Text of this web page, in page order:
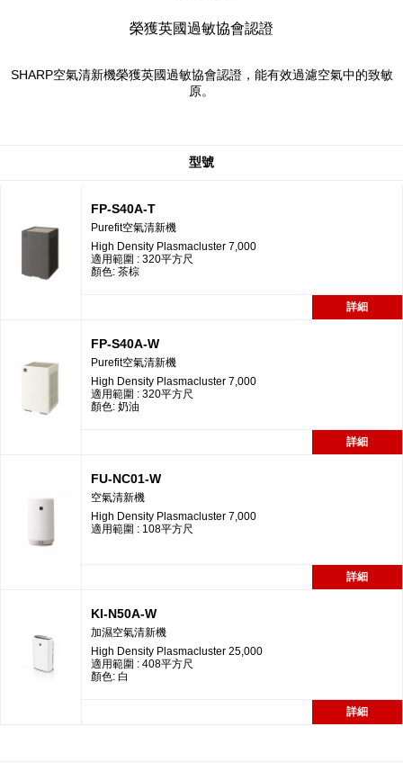
榮獲英國過敏協會認證
SHARP空氣清新機榮獲英國過敏協會認證，能有效過濾空氣中的致敏
原。
型號
FP-S40A-T
Purefit空氣清新機
High Density Plasmacluster 7,000
適用範圍 : 320平方尺
顏色: 茶棕
詳細
FP-S40A-W
Purefit空氣清新機
High Density Plasmacluster 7,000
適用範圍 : 320平方尺
顏色: 奶油
詳細
FU-NC01-W
空氣清新機
High Density Plasmacluster 7,000
適用範圍 : 108平方尺
詳細
KI-N50A-W
加濕空氣清新機
High Density Plasmacluster 25,000
適用範圍 : 408平方尺
顏色: 白
詳細